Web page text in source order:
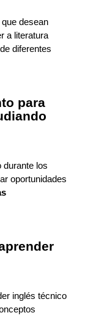
desean
a literatura
diferentes
para
durante los
oportunidades
inglés técnico